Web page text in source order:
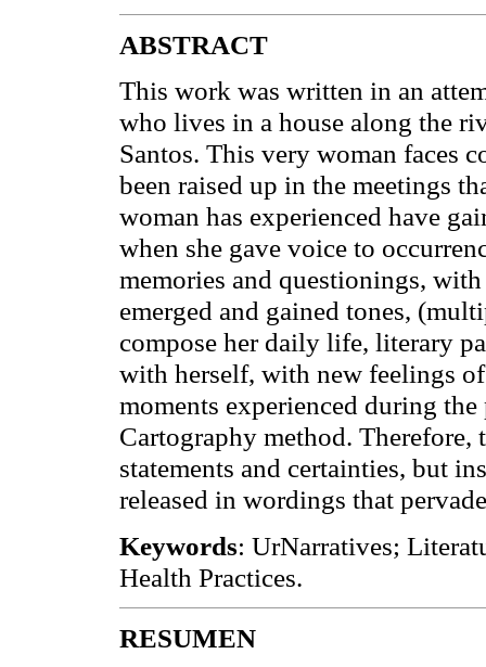
ABSTRACT
This work was written in an
who lives in a house along the
Santos. This very woman faces
been raised up in the meetings
woman has experienced have
when she gave voice to
memories and questionings,
emerged and gained tones,
compose her daily life, literary
with herself, with new feelings
moments experienced during
Cartography method.
statements and certainties, but
released in wordings that
Keywords: UrNarratives;
Health Practices.
RESUMEN